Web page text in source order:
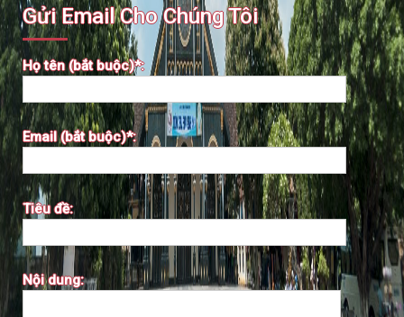
Gửi Email Cho Chúng Tôi
Họ tên (bắt buộc)*:
Email (bắt buộc)*:
Tiêu đề:
Nội dung: